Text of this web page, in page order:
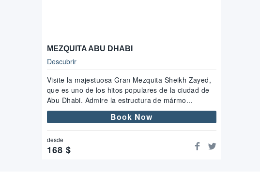
MEZQUITA ABU DHABI
Descubrir
Visite la majestuosa Gran Mezquita Sheikh Zayed,
que es uno de los hitos populares de la ciudad de
Abu Dhabi. Admire la estructura de mármo...
Book Now
desde
168 $